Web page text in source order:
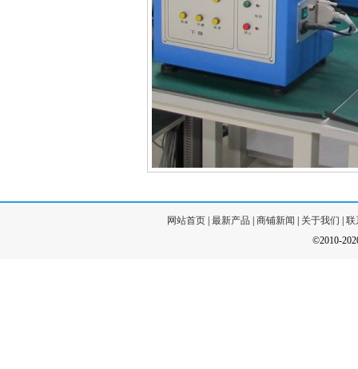
网站首页| 最新产品 商铺新闻 关于我们
联
©2010-